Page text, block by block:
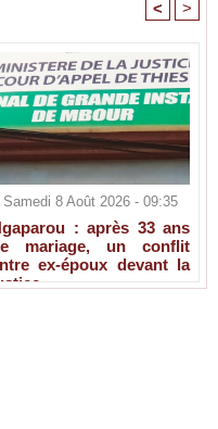
< >
Samedi 8 Août 2026 - 09:35
: après 33 ans
mariage, un conflit
ex-époux devant la